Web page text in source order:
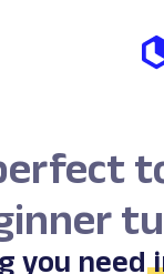
you need